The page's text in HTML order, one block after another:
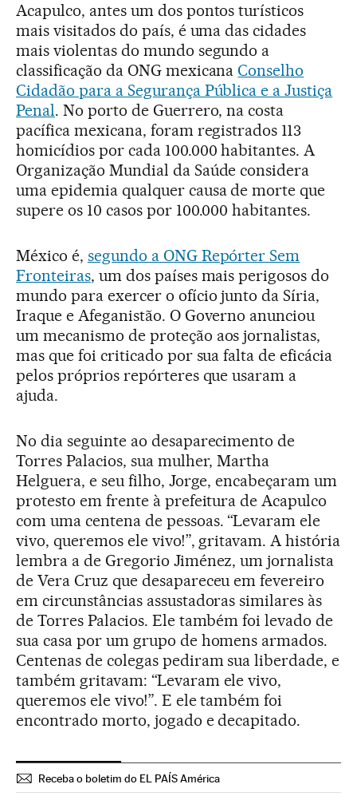
Acapulco, antes um dos pontos turísticos
mais visitados do país, é uma das cidades
mais violentas do mundo segundo a
classificação da ONG mexicanaConselho
Cidadão para a Segurança Pública e a Justiça
Penal. No porto de Guerrero, na costa
pacífica mexicana, foram registrados 113
homicídios por cada 100.000 habitantes. A
Organização Mundial da Saúde considera
uma epidemia qualquer causa de morte que
supere os 10 casos por 100.000 habitantes.
México é, segundo a ONG Repórter Sem
Fronteiras, um dos países mais perigosos do
mundo para exercer o ofício junto da Síria,
Iraque e Afeganistão. O Governo anunciou
um mecanismo de proteção aos jornalistas,
mas que foi criticado por sua falta de eficácia
pelos próprios repórteres que usaram a
ajuda.
No dia seguinte ao desaparecimento de
Torres Palacios, sua mulher, Martha
Helguera, e seu filho, Jorge, encabeçaram um
protesto em frente à prefeitura de Acapulco
com uma centena de pessoas. “Levaram ele
vivo, queremos ele vivo!”, gritavam. A história
lembra a de Gregorio Jiménez, um jornalista
de Vera Cruz que desapareceu em fevereiro
em circunstâncias assustadoras similares às
de Torres Palacios. Ele também foi levado de
sua casa por um grupo de homens armados.
Centenas de colegas pediram sua liberdade, e
também gritavam: “Levaram ele vivo,
queremos ele vivo!”. E ele também foi
encontrado morto, jogado e decapitado.
Receba o boletim do EL PAÍS América